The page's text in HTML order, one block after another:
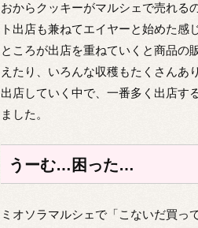
おからクッキーがマルシェで売れる
ト出店も兼ねてエイヤーと始めた感
ところが出店を重ねていくと商品の
えたり、いろんな収穫もたくさんあ
出店していく中で、一番多く出店す
ました。
うーむ…困った…
ミオソラマルシェで「こないだ買っ